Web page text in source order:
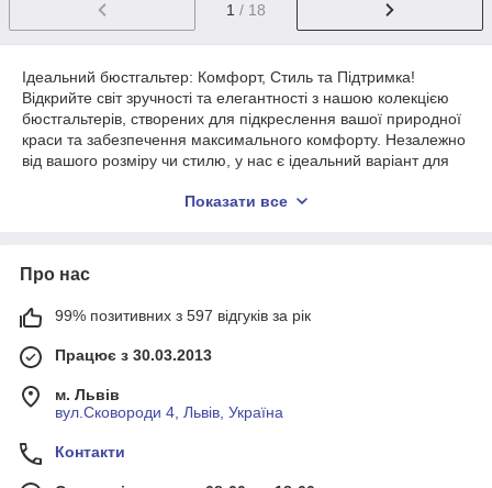
1 / 18
Ідеальний бюстгальтер: Комфорт, Стиль та Підтримка!
Відкрийте світ зручності та елегантності з нашою колекцією
бюстгальтерів, створених для підкреслення вашої природної
краси та забезпечення максимального комфорту. Незалежно
від вашого розміру чи стилю, у нас є ідеальний варіант для
підтримку завдяки інноваційним технологіям та якісним
створюючи бездоганний силует. Від елегантних бюстгальтерів
для повсякденного носіння до розкішних моделей для
особливих випадків – ми пропонуємо широкий асортимент
стилів, відтінків та фасонів. У нас ви знайдете бюстгальтери з
м'якими філіжанками, без бретельок, спортивні моделі та
багато іншого. Подаруйте собі відчуття розкоші та зручності з
нашою колекцією бюстгальтерів. Відчуйте різницю з першого
вдягання та оцініть справжнє поєднання стилю та
сьогодні!
Показати все
Про нас
99% позитивних з 597 відгуків за рік
Працює з 30.03.2013
м. Львів
вул.Сковороди 4, Львів, Україна
Контакти